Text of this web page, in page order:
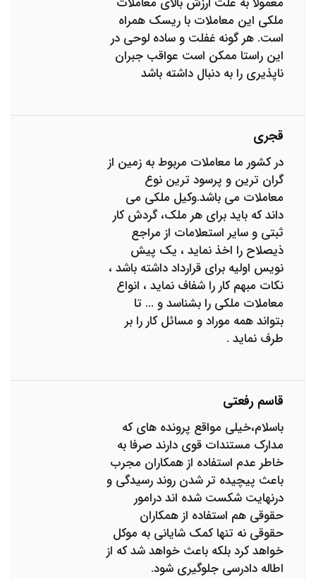
ملکی این معاملات با ریسک همراه
است. هر گونه غفلت و ساده لوحی در
این راستا ممکن است عواقب جبران
ناپذیری را به دنبال داشته باشد
قجری
در کشور ما معاملات مربوط به زمین از
گران ترین و پرسود ترین نوع
معاملات می باشد.وکیل ملکی می
داند که باید برای هر ملک، گردش کار
ثبتی و سایر استعلامات از مراجع
ذیصلاح را اخذ نماید ، یک پیش
نویس اولیه برای قرارداد داشته باشد ،
نکات مبهم کار را شفاف نماید ، انواع
معاملات ملکی را بشناسد و ... تا
بتواند همه موراد و مسائل کار را بر
طرف نماید .
قاسم رفعتی
باسلام،خیلی مواقع پرونده های که
مدارک مستندات قوی دارند صرفا به
خاطر عدم استفاده از همکاران مجرب
باعث پیچیده تر شدن روند رسیدگی و
درنهایت شکست شده اند درامور
حقوقی هم استفاده از همکاران
حقوقی نه تنها کمک شایانی به موکل
خواهد کرد بلکه باعث خواهد شد که از
اطاله دادرسی جلوگیری شود‌.